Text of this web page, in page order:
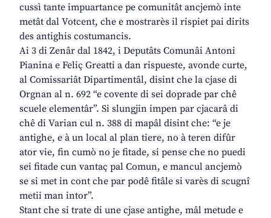
cussì tante impuartance pe comunitât ancjemò inte
metât dal Votcent, che e mostrarès il rispiet pai dirits
des antighis costumancis.
Ai 3 di Zenâr dal 1842, i Deputâts Comunâi Antoni
Pianina e Feliç Greatti a dan rispueste, avonde curte,
al Comissariât Dipartimentâl, disint che la cjase di
Orgnan al n. 692 “e covente di sei doprade par chê
scuele elementâr”. Si slungjin impen par cjacarâ di
chê di Varian cul n. 388 di mapâl disint che: “e je
antighe, e à un local al plan tiere, no à teren difûr
ator vie, fin cumò no je fitade, si pense che no puedi
sei fitade cun vantaç pal Comun, e mancul ancjemò
se si met in cont che par podê fitâle si varès di scugnî
metii man intor”.
Stant che si trate di une cjase antighe, mâl metude e